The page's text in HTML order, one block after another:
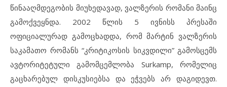
წინააღმდეგობის მიუხედავად, ვალზერის რომანი მაინც
გამოქვეყნდა. 2002 წლის 5 ივნისს პრესაში
ოფიციალურად გამოცხადდა, რომ მარტინ ვალზერის
საკამათო რომანს “კრიტიკოსის სიკვდილი” გამოსცემს
ავტორიტეტული გამომცემლობა Surkamp, რომელიც
გაცხარებულ დისკუსიებსა და ეჭვებს არ დაგიდევთ.